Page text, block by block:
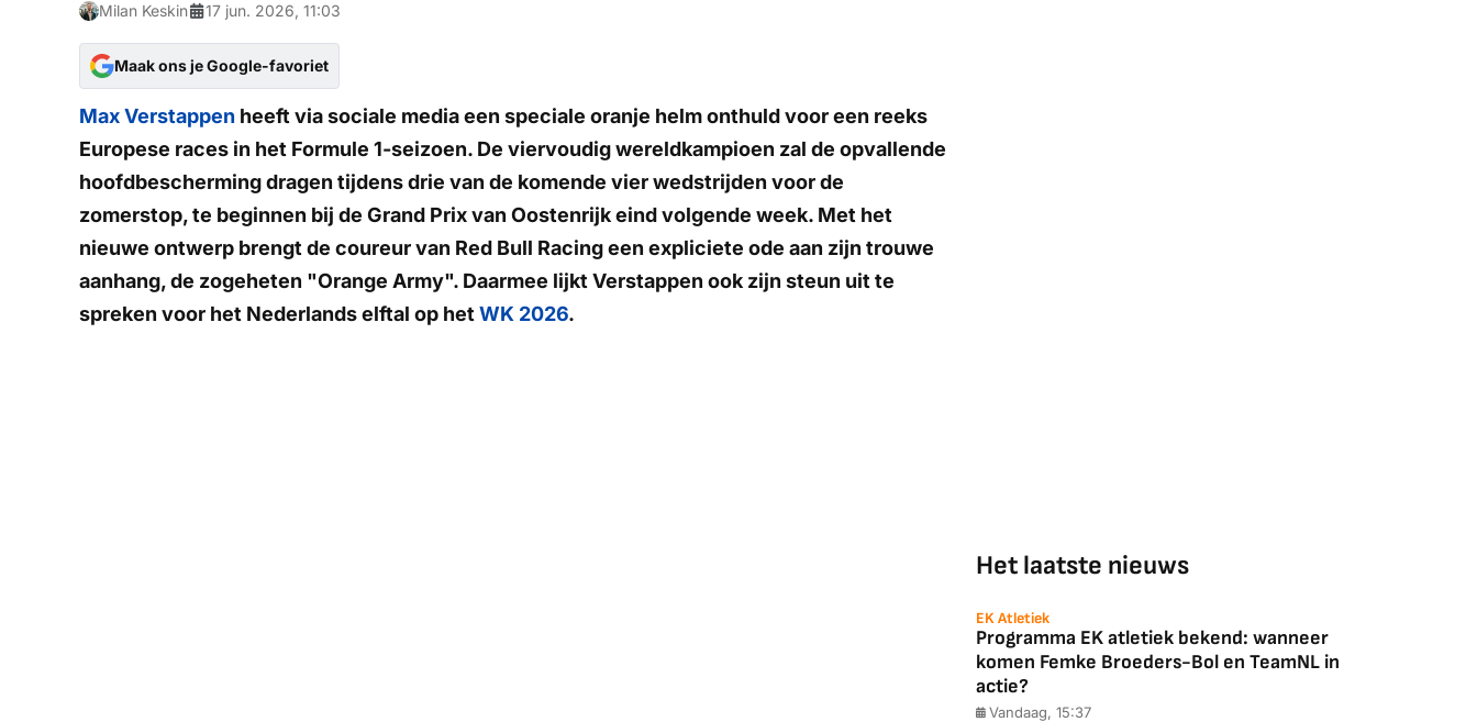
Milan Keskin 17 jun. 2026, 11:03
Maak ons je Google-favoriet
Max Verstappen heeft via sociale media een speciale oranje helm onthuld voor een reeks
Europese races in het Formule 1-seizoen. De viervoudig wereldkampioen zal de opvallende
hoofdbescherming dragen tijdens drie van de komende vier wedstrijden voor de
zomerstop, te beginnen bij de Grand Prix van Oostenrijk eind volgende week. Met het
nieuwe ontwerp brengt de coureur van Red Bull Racing een expliciete ode aan zijn trouwe
aanhang, de zogeheten "Orange Army". Daarmee lijkt Verstappen ook zijn steun uit te
spreken voor het Nederlands elftal op het WK 2026.
Het laatste nieuws
EK Atletiek
Programma EK atletiek bekend: wanneer
komen Femke Broeders-Bol en TeamNL in
actie?
Vandaag, 15:37